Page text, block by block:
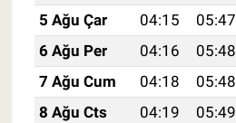
5 Ağu Çar
04:15 05:47
6 Ağu Per
04:16 05:48
7 Ağu Cum
04:18 05:48
8 Ağu Cts
04:19 05:49